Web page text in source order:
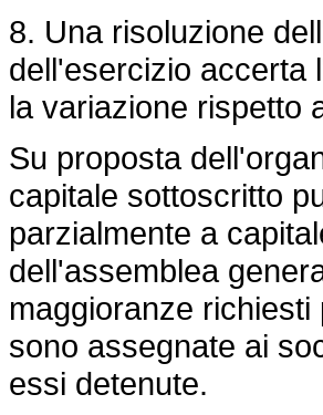
8. Una risoluzione
dell'esercizio accerta
la variazione rispetto
Su proposta
capitale sottoscritto
parzialmente a
dell'assemblea
maggioranze
sono assegnate ai
essi detenute.